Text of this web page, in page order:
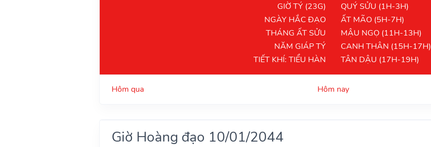
GIỜ TÝ (23G)
NGÀY HẮC ĐẠO
THÁNG ẤT SỬU
NĂM GIÁP TÝ
TIẾT KHÍ: TIỂU HÀN
QUÝ SỬU (1H-3H)
ẤT MÃO (5H-7H)
MẬU NGỌ (11H-13H)
CANH THÂN (15H-17H)
TÂN DẬU (17H-19H)
Hôm qua Hôm nay
Giờ Hoàng đạo 10/01/2044